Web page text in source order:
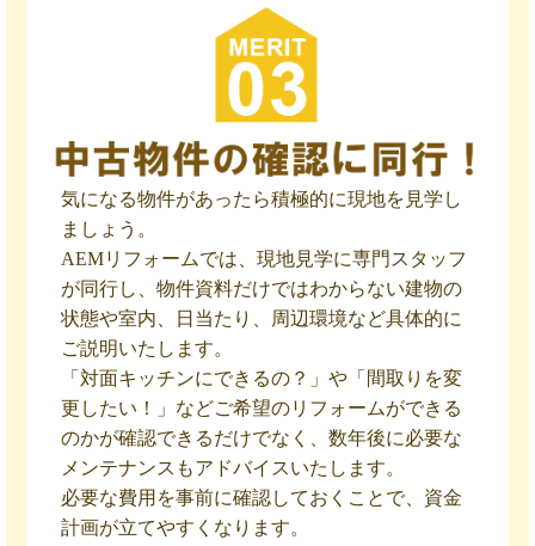
気になる物件があったら積極的に現地を見学し
ましょう。
AEMリフォームでは、現地見学に専門スタッフ
が同行し、物件資料だけではわからない建物の
状態や室内、日当たり、周辺環境など具体的に
ご説明いたします。
「対面キッチンにできるの？」や「間取りを変
更したい！」などご希望のリフォームができる
のかが確認できるだけでなく、数年後に必要な
メンテナンスもアドバイスいたします。
必要な費用を事前に確認しておくことで、資金
計画が立てやすくなります。